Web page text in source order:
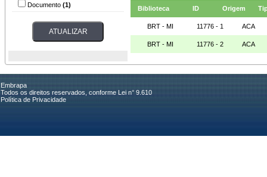
Documento (1) Biblioteca ID Origem
BRT - MI 11776 - 1 ACA
BRT - MI 11776 - 2 ACA
Embrapa
Todos os direitos reservados, conforme Lei n° 9.610
Política de Privacidade